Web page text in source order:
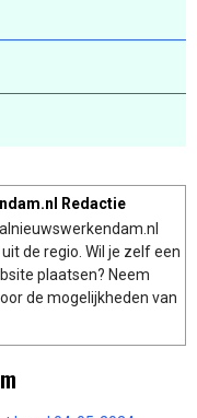
Redactie
de regio. Wil je zelf een
plaatsen? Neem
de mogelijkheden van